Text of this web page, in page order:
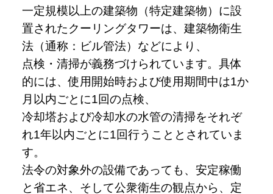
一定規模以上の建築物（特定建築物）に設
置されたクーリングタワーは、建築物衛生
法（通称：ビル管法）などにより、
点検・清掃が義務づけられています。具体
的には、使用開始時および使用期間中は1か
月以内ごとに1回の点検、
冷却塔および冷却水の水管の清掃をそれぞ
れ1年以内ごとに1回行うこととされていま
す。
法令の対象外の設備であっても、安定稼働
と省エネ、そして公衆衛生の観点から、定